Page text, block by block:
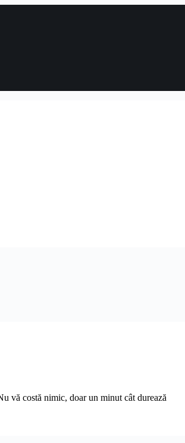
vă costă nimic, doar un minut cât durează